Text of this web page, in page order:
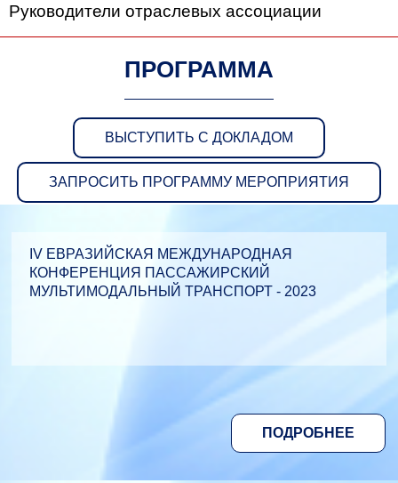
Руководители отраслевых ассоциации
ПРОГРАММА
ВЫСТУПИТЬ С ДОКЛАДОМ
ЗАПРОСИТЬ ПРОГРАММУ МЕРОПРИЯТИЯ
IV ЕВРАЗИЙСКАЯ МЕЖДУНАРОДНАЯ
КОНФЕРЕНЦИЯ ПАССАЖИРСКИЙ
МУЛЬТИМОДАЛЬНЫЙ ТРАНСПОРТ - 2023
ПОДРОБНЕЕ